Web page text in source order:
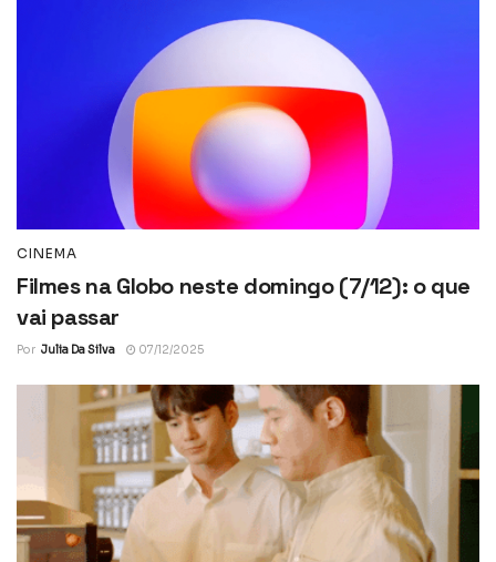
CINEMA
Filmes na Globo neste domingo (7/12): o que
vai passar
Por Julia Da Silva 07/12/2025